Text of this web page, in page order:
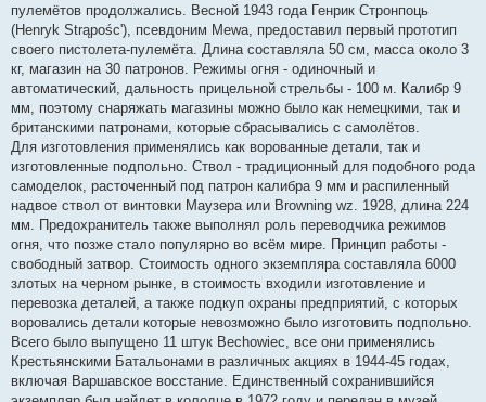
пулемётов продолжались. Весной 1943 года Генрик Стронпоць
(Henryk Strąpośc'), псевдоним Mewa, предоставил первый прототип
своего пистолета-пулемёта. Длина составляла 50 см, масса около 3
кг, магазин на 30 патронов. Режимы огня - одиночный и
автоматический, дальность прицельной стрельбы - 100 м. Калибр 9
мм, поэтому снаряжать магазины можно было как немецкими, так и
британскими патронами, которые сбрасывались с самолётов.
Для изготовления применялись как ворованные детали, так и
изготовленные подпольно. Ствол - традиционный для подобного рода
самоделок, расточенный под патрон калибра 9 мм и распиленный
надвое ствол от винтовки Маузера или Browning wz. 1928, длина 224
мм. Предохранитель также выполнял роль переводчика режимов
огня, что позже стало популярно во всём мире. Принцип работы -
свободный затвор. Стоимость одного экземпляра составляла 6000
злотых на черном рынке, в стоимость входили изготовление и
перевозка деталей, а также подкуп охраны предприятий, с которых
воровались детали которые невозможно было изготовить подпольно.
Всего было выпущено 11 штук Bechowiec, все они применялись
Крестьянскими Батальонами в различных акциях в 1944-45 годах,
включая Варшавское восстание. Единственный сохранившийся